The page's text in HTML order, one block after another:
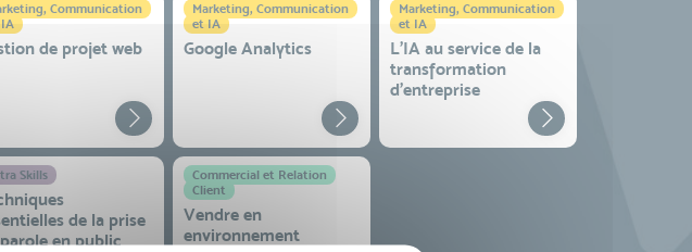
Communication
de projet web
Marketing, Communication
et IA
Google Analytics
Marketing, Communication
et IA
L'IA au service de la
transformation
d'entreprise
Skills
de la prise
en public
Commercial et Relation
Client
Vendre en
environnement